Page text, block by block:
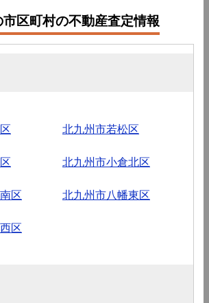
区町村の不動産査定情報
北九州市若松区
北九州市小倉北区
区 北九州市八幡東区
区